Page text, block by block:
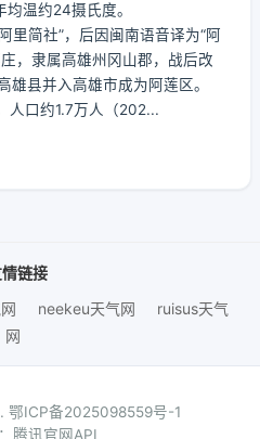
温约24摄氏度。
里简社”，后因闽南语音译为“阿
，隶属高雄州冈山郡，战后改
雄县并入高雄市成为阿莲区。
人口约1.7万人（202...
情链接
neekeu天气网
ruisus天气
网
鄂ICP备2025098559号-1
腾讯官网API